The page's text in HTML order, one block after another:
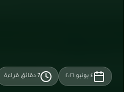
٤ يونيو ٢٠٢٦ 7 دقائق قراءة